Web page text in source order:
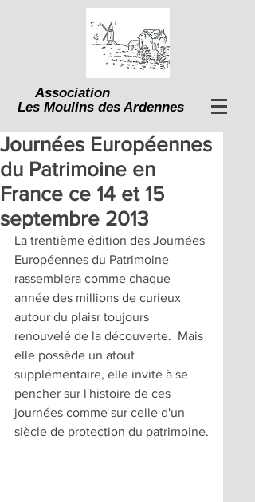
Association
Les Moulins des Ardennes
Journées Européennes
du Patrimoine en
France ce 14 et 15
septembre 2013
La trentième édition des Journées
Européennes du Patrimoine
rassemblera comme chaque
année des millions de curieux
autour du plaisr toujours
renouvelé de la découverte.  Mais
elle possède un atout
supplémentaire, elle invite à se
pencher sur l'histoire de ces
journées comme sur celle d'un
siècle de protection du patrimoine.